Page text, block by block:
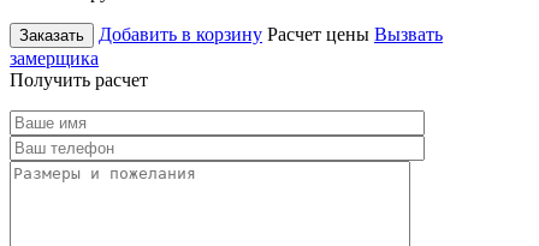
Заказать Добавить в корзину Расчет цены Вызвать
замерщика
Получить расчет